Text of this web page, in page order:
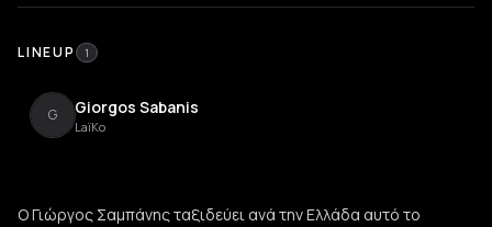
LINEUP 1
G Giorgos Sabanis
LaïKo
Ο Γιώργος Σαμπάνης ταξιδεύει ανά την Ελλάδα αυτό το